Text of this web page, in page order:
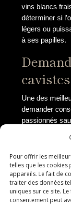
Pour offrir les
telles que les
appareils. Le fait de
traiter des données
uniques sur ce site.
consentement peut
vins blancs
déterminer si
légers ou
à ses papilles.
cavistes
Une des
demander
passionnés
souhaitez
recommander
mais aussi
vous
Vérifier